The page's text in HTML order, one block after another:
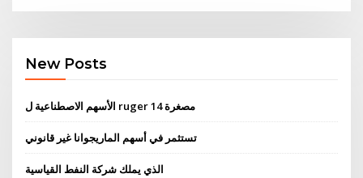
New Posts
الأسهم الاصطناعية ل ruger مصغرة 14
تستثمر في أسهم الماريجوانا غير قانوني
الذي يملك شركة النفط القياسية